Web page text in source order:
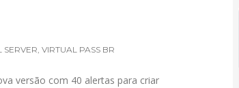
SERVER, VIRTUAL PASS BR
versão com 40 alertas para criar